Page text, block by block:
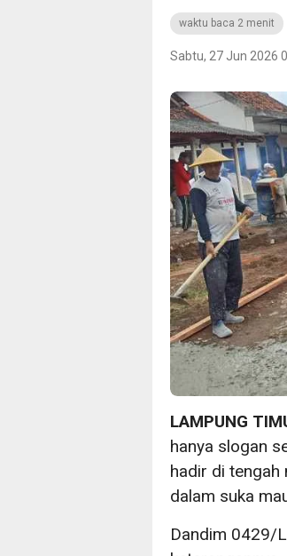
waktu baca 2 menit
Sabtu, 27 Jun 2026
LAMPUNG
hanya slogan
hadir di tengah
dalam suka
Dandim 0429/